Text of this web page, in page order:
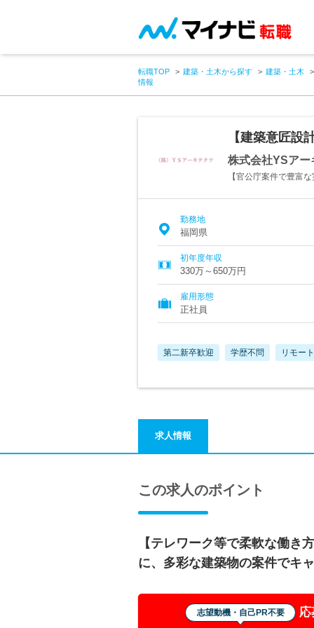
転職TOP 建築・土木から探す
建築・土木
情報
【建築意匠
株式会社YSアー
【官公庁案件で豊富
勤務地
福岡県
初年度年収
330万～650万円
雇用形態
正社員
第二新卒歓迎 学歴不問 リモー
求人情報
この求人のポイント
【テレワーク等で柔軟な働き
に、多彩な建築物の案件でキ
志望動機・自己PR不要